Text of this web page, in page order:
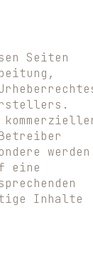
Seiten
werden
eine
Inhalte